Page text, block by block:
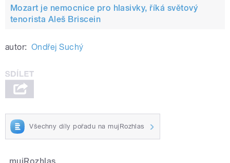
Mozart je nemocnice pro hlasivky, říká světový
tenorista Aleš Briscein
autor: Ondřej Suchý
Všechny díly pořadu na mujRozhlas